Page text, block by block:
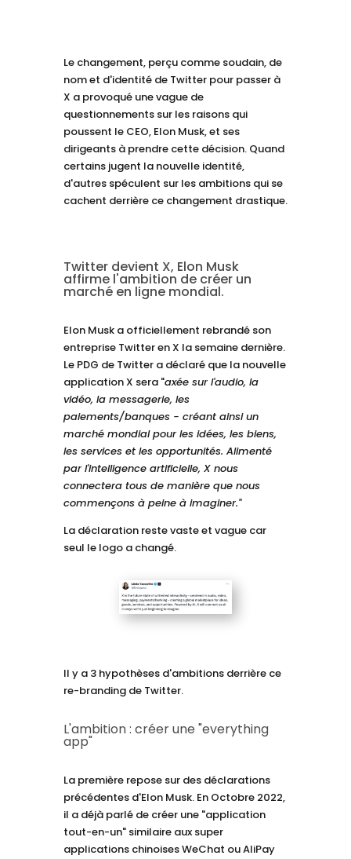
Le changement, perçu comme soudain, de
nom et d'identité de Twitter pour passer à
X a provoqué une vague de
questionnements sur les raisons qui
poussent le CEO, Elon Musk, et ses
dirigeants à prendre cette décision. Quand
certains jugent la nouvelle identité,
d'autres spéculent sur les ambitions qui se
cachent derrière ce changement drastique.
Twitter devient X, Elon Musk
affirme l'ambition de créer un
marché en ligne mondial.
Elon Musk a officiellement rebrandé son
entreprise Twitter en X la semaine dernière.
Le PDG de Twitter a déclaré que la nouvelle
application X sera "axée sur l'audio, la
vidéo, la messagerie, les
paiements/banques - créant ainsi un
marché mondial pour les idées, les biens,
les services et les opportunités. Alimenté
par l'intelligence artificielle, X nous
connectera tous de manière que nous
commençons à peine à imaginer."
La déclaration reste vaste et vague car
seul le logo a changé.
Il y a 3 hypothèses d'ambitions derrière ce
re-branding de Twitter.
L'ambition : créer une "everything
app"
La première repose sur des déclarations
précédentes d'Elon Musk. En Octobre 2022,
il a déjà parlé de créer une "application
tout-en-un" similaire aux super
applications chinoises WeChat ou AliPay